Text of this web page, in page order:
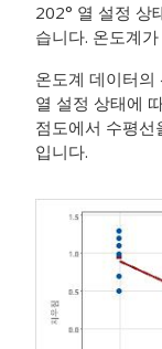
202° 열 설정 상
습니다. 온도계
온도계 데이터의
열 설정 상태에
점도에서 수평선
입니다.